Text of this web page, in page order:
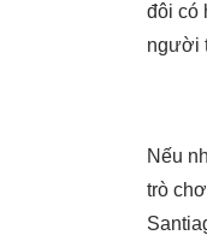
đôi có
người
Nếu
trò